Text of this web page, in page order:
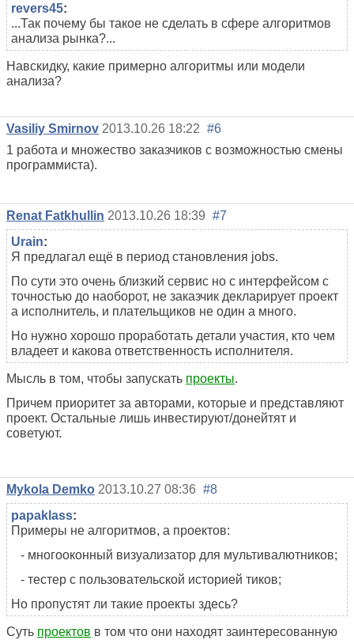
revers45:
...Так почему бы такое не сделать в сфере алгоритмов
анализа рынка?...
Навскидку, какие примерно алгоритмы или модели
анализа?
Vasiliy Smirnov 2013.10.26 18:22 #6
1 работа и множество заказчиков с возможностью смены
программиста).
Renat Fatkhullin 2013.10.26 18:39 #7
Urain:
Я предлагал ещё в период становления jobs.
По сути это очень близкий сервис но с интерфейсом с
точностью до наоборот, не заказчик декларирует проект
а исполнитель, и плательщиков не один а много.
Но нужно хорошо проработать детали участия, кто чем
владеет и какова ответственность исполнителя.
Мысль в том, чтобы запускать проекты.
Причем приоритет за авторами, которые и представляют
проект. Остальные лишь инвестируют/донейтят и
советуют.
Mykola Demko 2013.10.27 08:36 #8
papaklass:
Примеры не алгоритмов, а проектов:
- многооконный визуализатор для мультивалютников;
- тестер с пользовательской историей тиков;
Но пропустят ли такие проекты здесь?
Суть проектов в том что они находят заинтересованную